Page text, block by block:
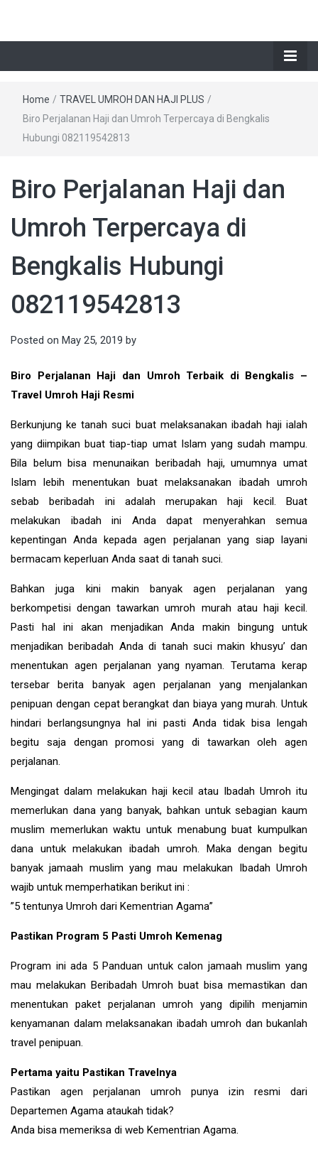
Home / TRAVEL UMROH DAN HAJI PLUS /
Biro Perjalanan Haji dan Umroh Terpercaya di Bengkalis
Hubungi 082119542813
Biro Perjalanan Haji dan
Umroh Terpercaya di
Bengkalis Hubungi
082119542813
Posted on May 25, 2019 by
Biro Perjalanan Haji dan Umroh Terbaik di Bengkalis –
Travel Umroh Haji Resmi
Berkunjung ke tanah suci buat melaksanakan ibadah haji ialah
yang diimpikan buat tiap-tiap umat Islam yang sudah mampu.
Bila belum bisa menunaikan beribadah haji, umumnya umat
Islam lebih menentukan buat melaksanakan ibadah umroh
sebab beribadah ini adalah merupakan haji kecil. Buat
melakukan ibadah ini Anda dapat menyerahkan semua
kepentingan Anda kepada agen perjalanan yang siap layani
bermacam keperluan Anda saat di tanah suci.
Bahkan juga kini makin banyak agen perjalanan yang
berkompetisi dengan tawarkan umroh murah atau haji kecil.
Pasti hal ini akan menjadikan Anda makin bingung untuk
menjadikan beribadah Anda di tanah suci makin khusyu’ dan
menentukan agen perjalanan yang nyaman. Terutama kerap
tersebar berita banyak agen perjalanan yang menjalankan
penipuan dengan cepat berangkat dan biaya yang murah. Untuk
hindari berlangsungnya hal ini pasti Anda tidak bisa lengah
begitu saja dengan promosi yang di tawarkan oleh agen
perjalanan.
Mengingat dalam melakukan haji kecil atau Ibadah Umroh itu
memerlukan dana yang banyak, bahkan untuk sebagian kaum
muslim memerlukan waktu untuk menabung buat kumpulkan
dana untuk melakukan ibadah umroh. Maka dengan begitu
banyak jamaah muslim yang mau melakukan Ibadah Umroh
wajib untuk memperhatikan berikut ini :
”5 tentunya Umroh dari Kementrian Agama”
Pastikan Program 5 Pasti Umroh Kemenag
Program ini ada 5 Panduan untuk calon jamaah muslim yang
mau melakukan Beribadah Umroh buat bisa memastikan dan
menentukan paket perjalanan umroh yang dipilih menjamin
kenyamanan dalam melaksanakan ibadah umroh dan bukanlah
travel penipuan.
Pertama yaitu Pastikan Travelnya
Pastikan agen perjalanan umroh punya izin resmi dari
Departemen Agama ataukah tidak?
Anda bisa memeriksa di web Kementrian Agama.